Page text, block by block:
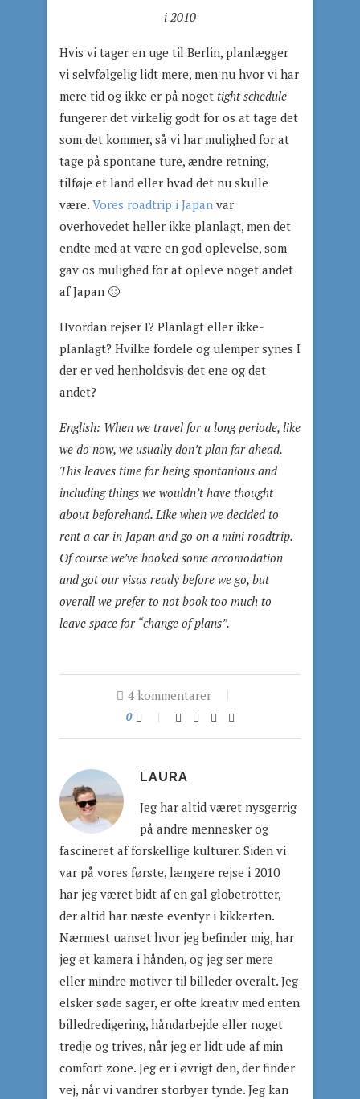
i 2010
Hvis vi tager en uge til Berlin, planlægger
vi selvfølgelig lidt mere, men nu hvor vi har
mere tid og ikke er på noget tight schedule
fungerer det virkelig godt for os at tage det
som det kommer, så vi har mulighed for at
tage på spontane ture, ændre retning,
tilføje et land eller hvad det nu skulle
være. Vores roadtrip i Japan var
overhovedet heller ikke planlagt, men det
endte med at være en god oplevelse, som
gav os mulighed for at opleve noget andet
af Japan 🙂
Hvordan rejser I? Planlagt eller ikke-
planlagt? Hvilke fordele og ulemper synes I
der er ved henholdsvis det ene og det
andet?
English: When we travel for a long periode, like
we do now, we usually don’t plan far ahead.
This leaves time for being spontanious and
including things we wouldn’t have thought
about beforehand. Like when we decided to
rent a car in Japan and go on a mini roadtrip.
Of course we’ve booked some accomodation
and got our visas ready before we go, but
overall we prefer to not book too much to
leave space for “change of plans”.
4 kommentarer
0
LAURA
Jeg har altid været nysgerrig
på andre mennesker og
fascineret af forskellige kulturer. Siden vi
var på vores første, længere rejse i 2010
har jeg været bidt af en gal globetrotter,
der altid har næste eventyr i kikkerten.
Nærmest uanset hvor jeg befinder mig, har
jeg et kamera i hånden, og jeg ser mere
eller mindre motiver til billeder overalt. Jeg
elsker søde sager, er ofte kreativ med enten
billedredigering, håndarbejde eller noget
tredje og trives, når jeg er lidt ude af min
comfort zone. Jeg er i øvrigt den, der finder
vej, når vi vandrer storbyer tynde. Jeg kan